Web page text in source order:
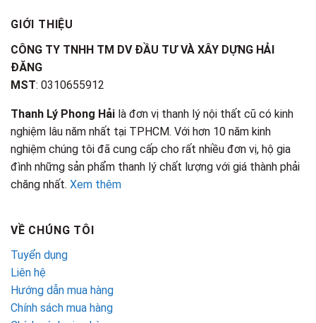
GIỚI THIỆU
CÔNG TY TNHH TM DV ĐẦU TƯ VÀ XÂY DỰNG HẢI
ĐĂNG
MST: 0310655912
Thanh Lý Phong Hải là đơn vị thanh lý nội thất cũ có kinh
nghiệm lâu năm nhất tại TPHCM. Với hơn 10 năm kinh
nghiệm chúng tôi đã cung cấp cho rất nhiều đơn vị, hộ gia
đình những sản phẩm thanh lý chất lượng với giá thành phải
chăng nhất. Xem thêm
VỀ CHÚNG TÔI
Tuyển dụng
Liên hệ
Hướng dẫn mua hàng
Chính sách mua hàng